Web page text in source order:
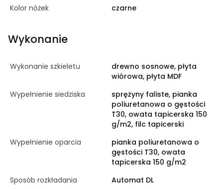
Kolor nóżek
czarne
Wykonanie
Wykonanie szkieletu
drewno sosnowe, płyta
wiórowa, płyta MDF
Wypełnienie siedziska
sprężyny faliste, pianka
poliuretanowa o gęstości
T30, owata tapicerska 150
g/m2, filc tapicerski
Wypełnienie oparcia
pianka poliuretanowa o
gęstości T30, owata
tapicerska 150 g/m2
Sposób rozkładania
Automat DL